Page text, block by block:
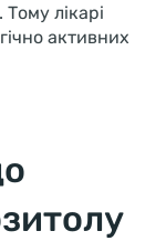
лікарі
активних